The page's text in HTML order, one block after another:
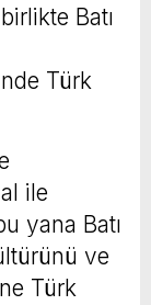
Batı
Türk
ile
yana Batı
ve
Türk